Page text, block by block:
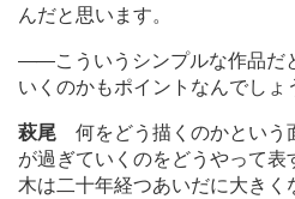
んだと思います。
――こういうシンプルな作品だ
いくのかもポイントなんでしょ
萩尾 何をどう描くのかという
が過ぎていくのをどうやって
木は二十年経つあいだに大き